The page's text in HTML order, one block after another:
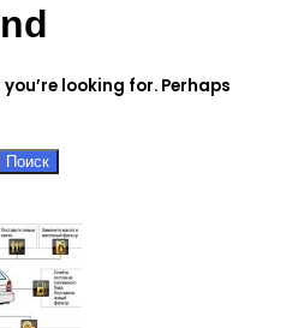
looking for. Perhaps